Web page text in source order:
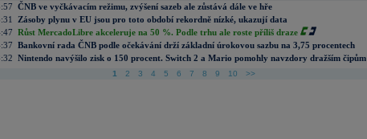
ČNB ve vyčkávacím režimu, zvýšení sazeb ale zůstává dále ve hře
Zásoby plynu v EU jsou pro toto období rekordně nízké, ukazují data
Růst MercadoLibre akceleruje na 50 %. Podle trhu ale roste příliš draze
Bankovní rada ČNB podle očekávání drží základní úrokovou sazbu na 3,75 procentech
Nintendo navýšilo zisk o 150 procent. Switch 2 a Mario pomohly navzdory dražším čipům
1 2 3 4 5 6 7 8 9 10 >>